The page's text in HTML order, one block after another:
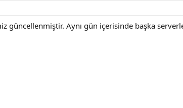
güncellenmiştir. Aynı gün içerisinde başka